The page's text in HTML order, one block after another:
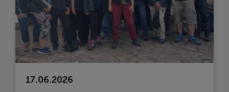
17.06.2026